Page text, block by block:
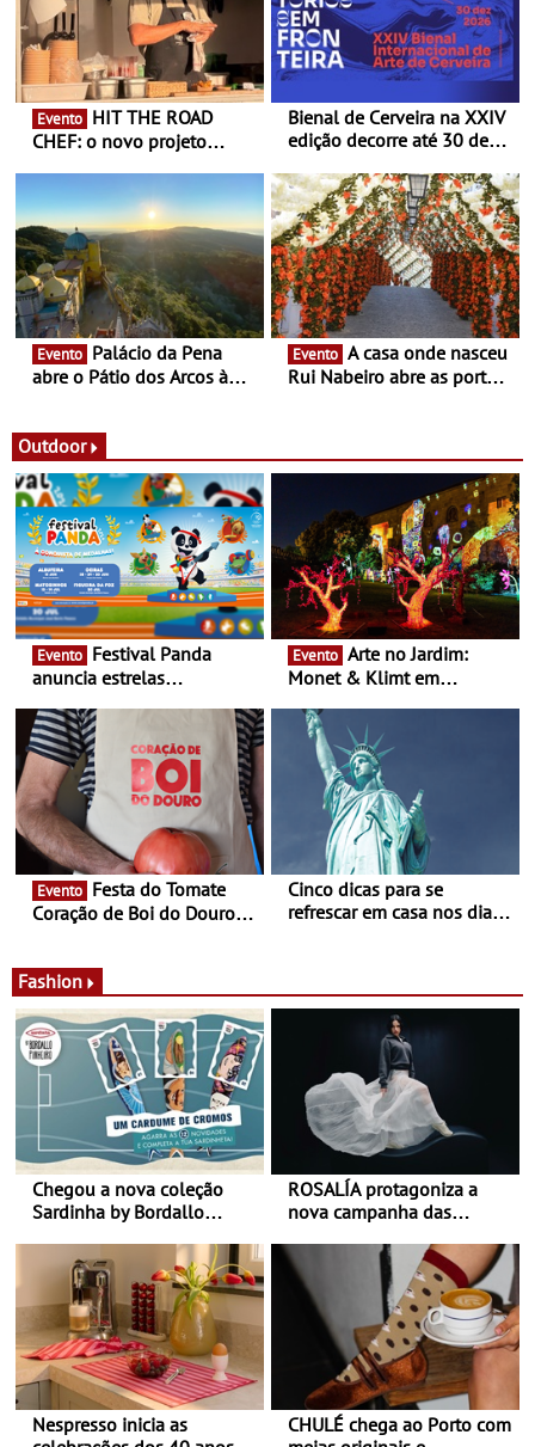
Evento
CHEF: o novo projeto
Queiroz Ribeiro - Um novo
conceito gastronómico
itinerante que percorre
Portugal
Bienal de Cerveira na XXIV
edição decorre até 30 de
enquanto “Territórios sem
Fronteira”
Evento
abre o Pátio dos Arcos à
Evento
Rui Nabeiro abre as portas
16 de agosto
Outdoor
Evento
anuncia estrelas
- Entre Junho e Julho pelo
país
Evento
Monet & Klimt em
ao final de Setembro -
Experiência luminosa no
jardim do Museu de
Alberto Sampaio
Evento
Coração de Boi do Douro -
Cinco dicas para se
refrescar em casa nos dias
Fashion
Chegou a nova coleção
Sardinha by Bordallo
ROSALÍA protagoniza a
nova campanha das
Balance
Nespresso inicia as
CHULÉ chega ao Porto com